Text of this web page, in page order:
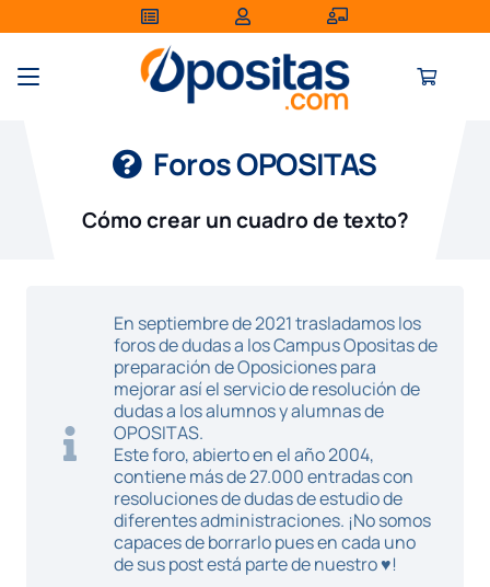
Foros OPOSITAS
Cómo crear un cuadro de texto?
En septiembre de 2021 trasladamos los
foros de dudas a los Campus Opositas de
preparación de Oposiciones para
mejorar así el servicio de resolución de
dudas a los alumnos y alumnas de
OPOSITAS.
Este foro, abierto en el año 2004,
contiene más de 27.000 entradas con
resoluciones de dudas de estudio de
diferentes administraciones. ¡No somos
capaces de borrarlo pues en cada uno
de sus post está parte de nuestro ♥!